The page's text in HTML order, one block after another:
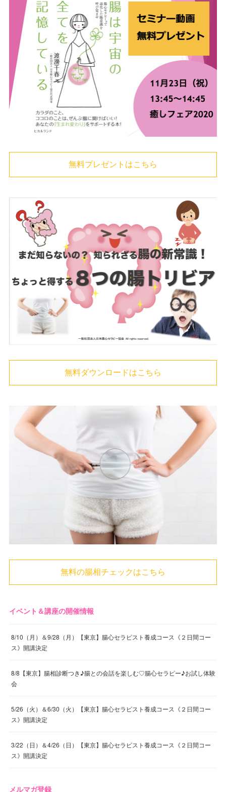
無料プレゼントはこちら
無料ダウンロードはこちら
無料の腸相チェックはこちら
イベント＆講座の開催情報
8/10（月）＆9/28（月）【東京】腸心セラピスト養成コース《２日間コー
ス》開講決定
8/8【東京】腸相診断つき♪腸との会話を楽しむ♡腸心セラピー♪お試し体験
会
5/26（火）＆6/30（火）【東京】腸心セラピスト養成コース《２日間コー
ス》開講決定
3/22（日）＆4/26（日）【東京】腸心セラピスト養成コース《２日間コー
ス》開講決定
メルマガ登録